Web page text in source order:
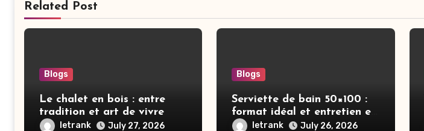
Related Post
Blogs
Le chalet en bois : entre
tradition et art de vivre
letrank July 27, 2026
Blogs
Serviette de bain 50×100 :
format idéal et entretien en
2026letrank July 26, 2026